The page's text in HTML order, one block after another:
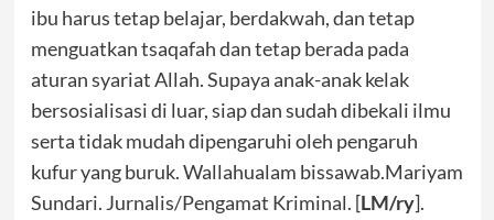
ibu harus tetap belajar, berdakwah, dan tetap
menguatkan tsaqafah dan tetap berada pada
aturan syariat Allah. Supaya anak-anak kelak
bersosialisasi di luar, siap dan sudah dibekali ilmu
serta tidak mudah dipengaruhi oleh pengaruh
kufur yang buruk. Wallahualam bissawab.Mariyam
Sundari. Jurnalis/Pengamat Kriminal. [LM/ry].